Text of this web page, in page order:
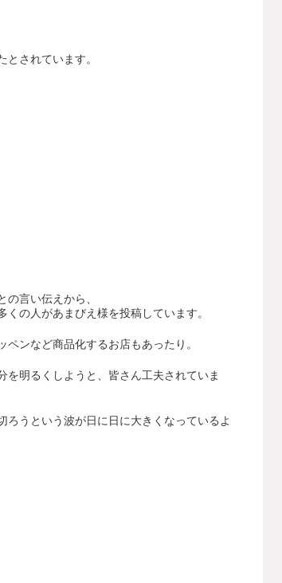
されています。
の言い伝えから、
の人があまびえ様を投稿しています。
ンなど商品化するお店もあったり。
明るくしようと、皆さん工夫されていま
うという波が日に日に大きくなっているよ